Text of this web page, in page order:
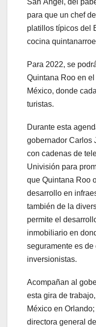
San Ángel, del
para que un chef
platillos típicos del
cocina
Para 2022, se
Quintana Roo en
México, donde
turistas.
Durante esta
gobernador Carlos
con cadenas de
Univisión para
que Quintana Roo
desarrollo en
también de la
permite el
inmobiliario en
seguramente es
inversionistas.
Acompañan al
esta gira de
México en
directora general